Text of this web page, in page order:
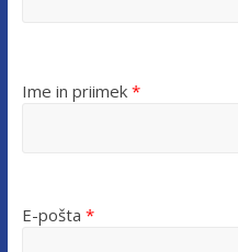
Ime in priimek *
E-pošta *